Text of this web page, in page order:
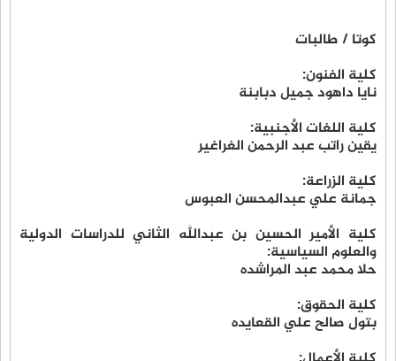
كوتا / طالبات
كلية الفنون:
نايا داهود جميل دبابنة
كلية اللغات الأجنبية:
يقين راتب عبد الرحمن الغراغير
كلية الزراعة:
جمانة علي عبدالمحسن العبوس
كلية الأمير الحسين بن عبدالله الثاني للدراسات الدولية
والعلوم السياسية:
حلا محمد عبد المراشده
كلية الحقوق:
بتول صالح علي القعايده